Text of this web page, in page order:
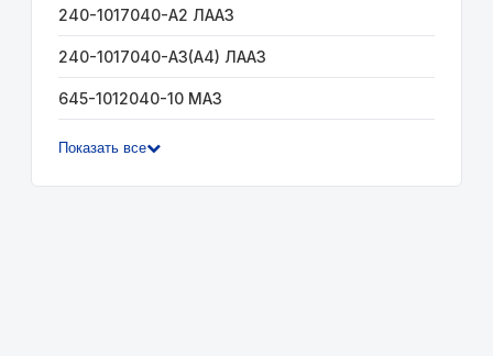
240-1017040-А2 ЛААЗ
240-1017040-А3(А4) ЛААЗ
645-1012040-10 МАЗ
Показать все